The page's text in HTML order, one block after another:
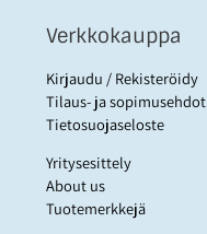
Verkkokauppa
Kirjaudu / Rekisteröidy
Tilaus- ja sopimusehdot
Tietosuojaseloste
Yritysesittely
About us
Tuotemerkkejä